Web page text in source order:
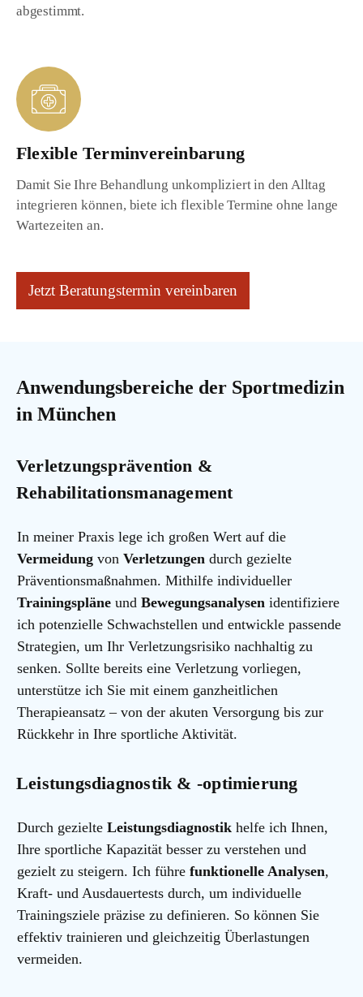
abgestimmt.
Flexible Terminvereinbarung
Damit Sie Ihre Behandlung unkompliziert in den Alltag
integrieren können, biete ich flexible Termine ohne lange
Wartezeiten an.
Jetzt Beratungstermin vereinbaren
Anwendungsbereiche der Sportmedizin
in München
Verletzungsprävention &
Rehabilitationsmanagement
In meiner Praxis lege ich großen Wert auf die
Vermeidung von Verletzungen durch gezielte
Präventionsmaßnahmen. Mithilfe individueller
Trainingspläne und Bewegungsanalysen identifiziere
ich potenzielle Schwachstellen und entwickle passende
Strategien, um Ihr Verletzungsrisiko nachhaltig zu
senken. Sollte bereits eine Verletzung vorliegen,
unterstütze ich Sie mit einem ganzheitlichen
Therapieansatz – von der akuten Versorgung bis zur
Rückkehr in Ihre sportliche Aktivität.
Leistungsdiagnostik & -optimierung
Durch gezielte Leistungsdiagnostik helfe ich Ihnen,
Ihre sportliche Kapazität besser zu verstehen und
gezielt zu steigern. Ich führe funktionelle Analysen,
Kraft- und Ausdauertests durch, um individuelle
Trainingsziele präzise zu definieren. So können Sie
effektiv trainieren und gleichzeitig Überlastungen
vermeiden.